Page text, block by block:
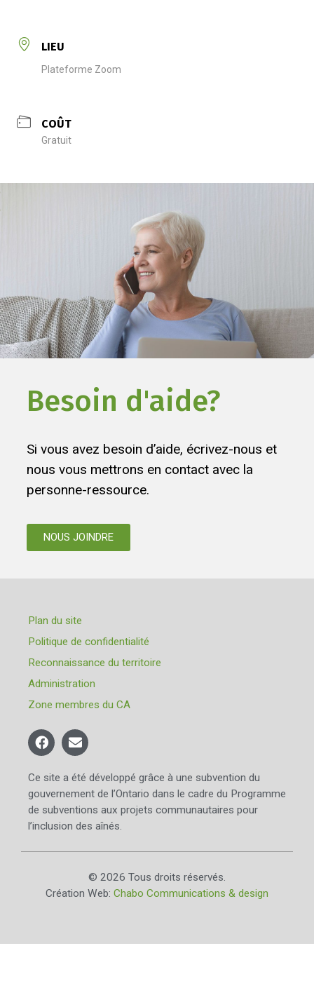
LIEU
Plateforme Zoom
COÛT
Gratuit
Besoin d'aide?
Si vous avez besoin d’aide, écrivez-nous et
nous vous mettrons en contact avec la
personne-ressource.
NOUS JOINDRE
Plan du site
Politique de confidentialité
Reconnaissance du territoire
Administration
Zone membres du CA
Ce site a été développé grâce à une subvention du
gouvernement de l’Ontario dans le cadre du Programme
de subventions aux projets communautaires pour
l’inclusion des aînés.
© 2026 Tous droits réservés.
Création Web: Chabo Communications & design